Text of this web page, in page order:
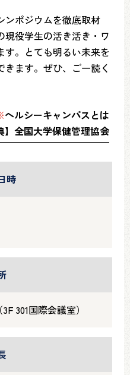
ンポジウムを徹底取材
現役学生の活き活き・ワ
す。とても明るい未来を
ます。ぜひ、ご一読く
ヘルシーキャンパスとは
】全国大学保健管理協会
時
301国際会議室）